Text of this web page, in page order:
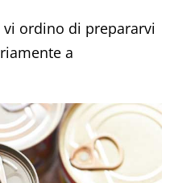
vi ordino di prepararvi
a